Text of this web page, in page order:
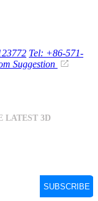
Tel: +86-571-
Suggestion